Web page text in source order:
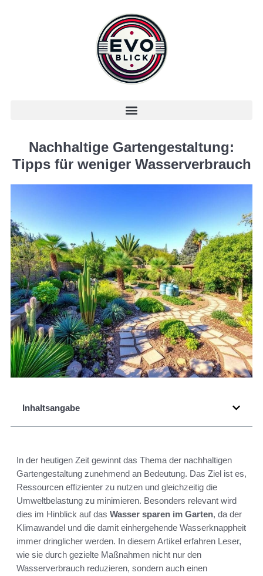
Nachhaltige Gartengestaltung:
Tipps für weniger Wasserverbrauch
Inhaltsangabe
In der heutigen Zeit gewinnt das Thema der nachhaltigen
Gartengestaltung zunehmend an Bedeutung. Das Ziel ist es,
Ressourcen effizienter zu nutzen und gleichzeitig die
Umweltbelastung zu minimieren. Besonders relevant wird
dies im Hinblick auf das Wasser sparen im Garten, da der
Klimawandel und die damit einhergehende Wasserknappheit
immer dringlicher werden. In diesem Artikel erfahren Leser,
wie sie durch gezielte Maßnahmen nicht nur den
Wasserverbrauch reduzieren, sondern auch einen